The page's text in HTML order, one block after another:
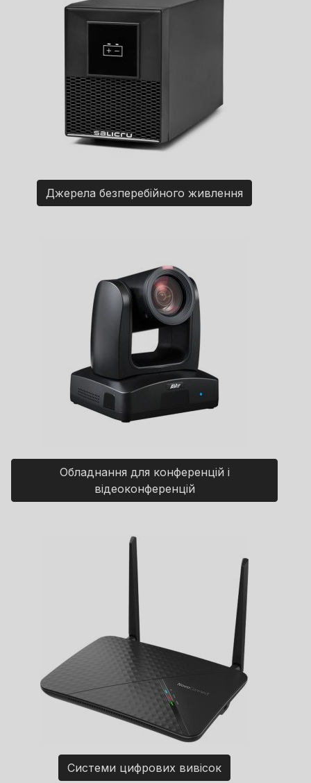
Джерела безперебійного живлення
Обладнання для конференцій і
відеоконференцій
Системи цифрових вивісок